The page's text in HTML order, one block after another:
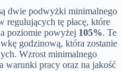
dwie podwyżki minimalnego
tę płacę, które
poziomie powyżej 105%. Te
godzinową, która zostanie
Wzrost minimalnego
warunki pracy oraz na jakość